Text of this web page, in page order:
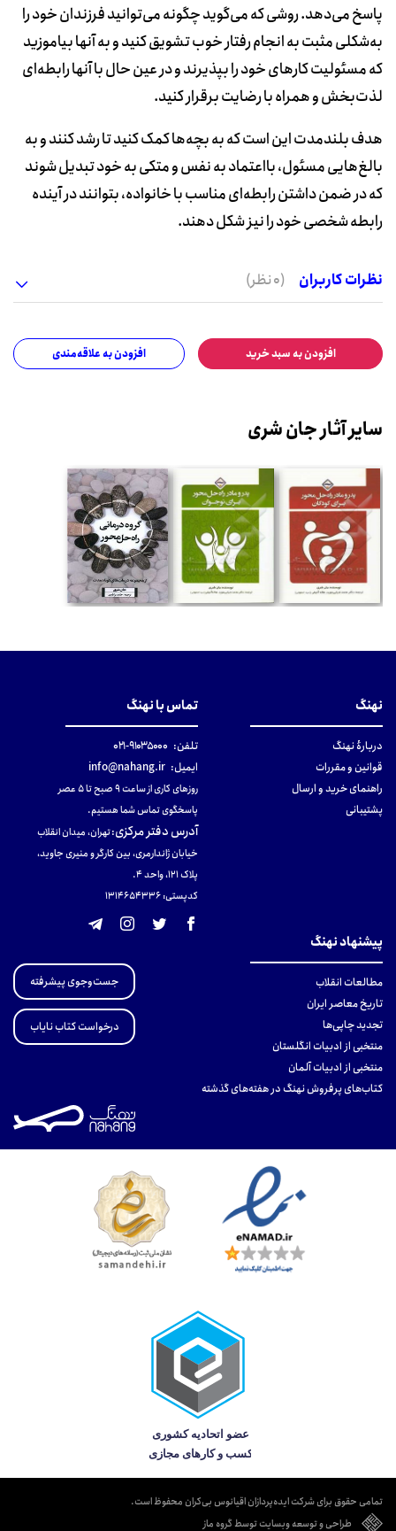
پاسخ می‌دهد. روشی که می‌گوید چگونه می‌توانید فرزندان خود را
به‌شکلی مثبت به انجام رفتار خوب تشویق کنید و به آنها بیاموزید
که مسئولیت کارهای خود را بپذیرند و در عین حال با آنها رابطه‌ای
لذت‌بخش و همراه با رضایت برقرار کنید.
هدف بلند‌مدت این است که به بچه‌ها کمک کنید تا رشد کنند و به
بالغ‌هایی مسئول، بااعتماد به نفس و متکی به خود تبدیل شوند
که در ضمن داشتن رابطه‌ای مناسب با خانواده، بتوانند در آینده
رابطه شخصی خود را نیز شکل دهند.
نظرات کاربران (0 نظر)
افزودن به سبد خرید افزودن به علاقه‌مندی
سایر آثار جان شری
نهنگ
دربارهٔ نهنگ
قوانین و مقررات
راهنمای خرید و ارسال
پشتیبانی
تماس با نهنگ
تلفن: ۹۱۰۳۵۰۰۰-۰۲۱
ایمیل: info@nahang.ir
روزهای کاری از ساعت ۹ صبح تا ۵ عصر
پاسخگوی تماس شما هستیم.
آدرس دفتر مرکزی:تهران، میدان انقلاب
خیابان ژاندارمری، بین کارگر و منیری جاوید،
پلاک 121، واحد ۴.
کدپستی: 131465433۶
پیشنهاد نهنگ
مطالعات انقلاب
تاریخ معاصر ایران
تجدید چاپی‌ها
منتخبی از ادبیات انگلستان
منتخبی از ادبیات آلمان
کتاب‌های پرفروش نهنگ در هفته‌های گذشته
جست‌وجوی پیشرفته
درخواست کتاب نایاب
تمامی حقوق برای شرکت ایده‌پردازان اقیانوس بی‌کران محفوظ است.
طراحی و توسعه وبسایت توسط گروه ماز